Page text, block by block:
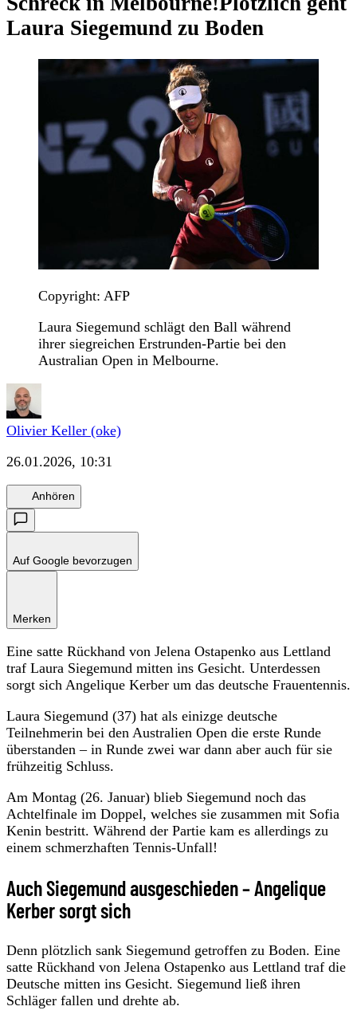
Laura Siegemund zu Boden
Copyright: AFP
Laura Siegemund schlägt den Ball während
ihrer siegreichen Erstrunden-Partie bei den
Australian Open in Melbourne.
Olivier Keller (oke)
26.01.2026, 10:31
Anhören
Auf Google bevorzugen
Merken
Eine satte Rückhand von Jelena Ostapenko aus Lettland
traf Laura Siegemund mitten ins Gesicht. Unterdessen
sorgt sich Angelique Kerber um das deutsche Frauentennis.
Laura Siegemund (37) hat als einizge deutsche
Teilnehmerin bei den Australien Open die erste Runde
überstanden – in Runde zwei war dann aber auch für sie
frühzeitig Schluss.
Am Montag (26. Januar) blieb Siegemund noch das
Achtelfinale im Doppel, welches sie zusammen mit Sofia
Kenin bestritt. Während der Partie kam es allerdings zu
einem schmerzhaften Tennis-Unfall!
Auch Siegemund ausgeschieden – Angelique
Kerber sorgt sich
Denn plötzlich sank Siegemund getroffen zu Boden. Eine
satte Rückhand von Jelena Ostapenko aus Lettland traf die
Deutsche mitten ins Gesicht. Siegemund ließ ihren
Schläger fallen und drehte ab.